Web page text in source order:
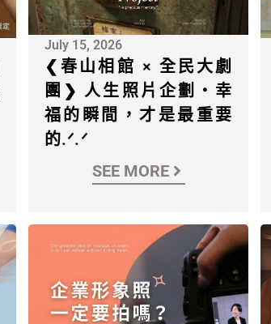
July 15, 2026
❮春山相館 × 全民大劇
團❯ 人生照片企劃・幸
福的瞬間，才是最重要
的.ᐟ.ᐟ
SEE MORE